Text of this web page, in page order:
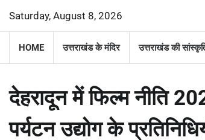
content
Saturday, August 8, 2026
HOME उत्तराखंड के मंदिर उत्तराखंड की
देहरादून में फिल्म नीति
पर्यटन उद्योग के